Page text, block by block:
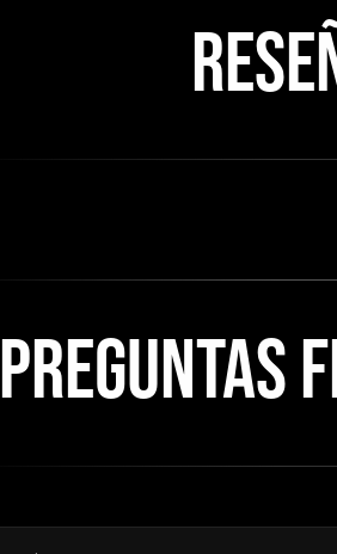
PREGUNTAS